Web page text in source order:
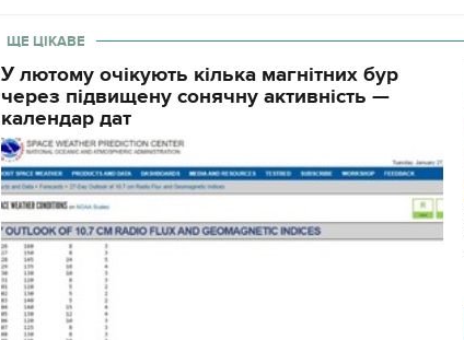
ЩЕ ЦІКАВЕ
У лютому очікують кілька магнітних бур
через підвищену сонячну активність —
календар дат